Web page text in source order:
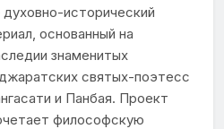
исторический
основанный на
знаменитых
святых-поэтесс
и Панбая. Проект
философскую